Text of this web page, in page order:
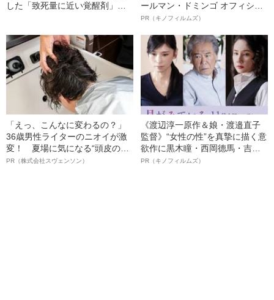
した「致死量に近い覚醒剤」を
ールマン・ドミンゴ オフィシャ
ルインタビュー“観客を魅了した
語る”《日本興収70億円突破》
PR（キノフィルムズ）
「えっ、こんなに変わるの？」
36歳男性ライターのニオイが激
変！ 夏場に気になる“頭皮のニ
オイ”や“ベタつき”を解消す
PR（株式会社スヴェンソン）
《渡辺淳一原作＆娘・渡邉直子
監督》“女性の性”を真摯に描く意
欲作に黒木瞳・西岡德馬・吉田
羊が出演決定！《映画『月がみ
PR（キノフィルムズ）